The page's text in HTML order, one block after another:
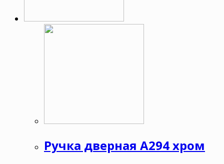
Ручка дверная А294 хром